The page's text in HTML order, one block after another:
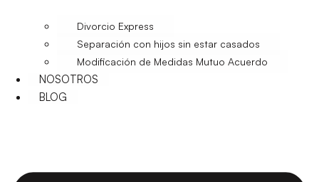
Divorcio Express
Separación con hijos sin estar casados
Modificación de Medidas Mutuo Acuerdo
NOSOTROS
BLOG